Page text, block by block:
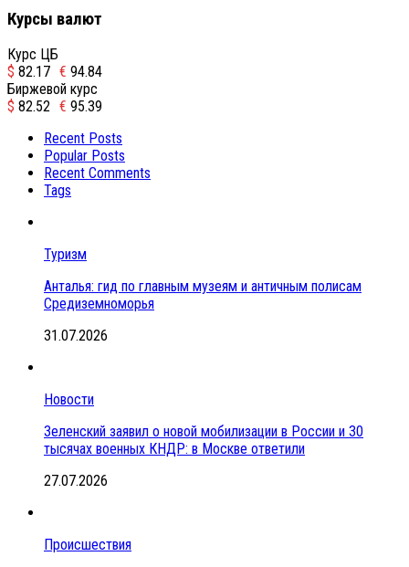
Курсы валют
Курс ЦБ
$ 82.17 € 94.84
Биржевой курс
$ 82.52 € 95.39
Recent Posts
Popular Posts
Recent Comments
Tags
Туризм
Анталья: гид по главным музеям и античным полисам
Средиземноморья
31.07.2026
Новости
Зеленский заявил о новой мобилизации в России и 30
тысячах военных КНДР: в Москве ответили
27.07.2026
Происшествия